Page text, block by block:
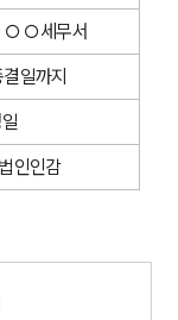
○○세무서
일까지
인인감